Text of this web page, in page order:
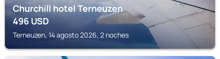
Churchill hotel Terneuzen
496USD
Terneuzen, 14 agosto 2026, 2 noches